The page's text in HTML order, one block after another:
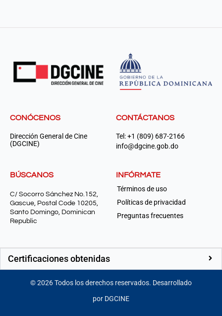
CONÓCENOS
Dirección General de Cine
(DGCINE)
CONTÁCTANOS
Tel: +1 (809) 687-2166
info@dgcine.gob.do
BÚSCANOS
C/ Socorro Sánchez No.152,
Gascue, Postal Code 10205,
Santo Domingo, Dominican
Republic
INFÓRMATE
Términos de uso
Políticas de privacidad
Preguntas frecuentes
Certificaciones obtenidas
©2026Todos los derechos reservados. Desarrollado
por DGCINE